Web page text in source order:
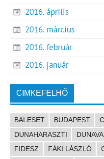
2016. április
2016. március
2016. február
2016. január
CIMKEFELHŐ
BALESET BUDAPEST
DUNAHARASZTI
FIDESZ
FÁKI LÁSZLÓ